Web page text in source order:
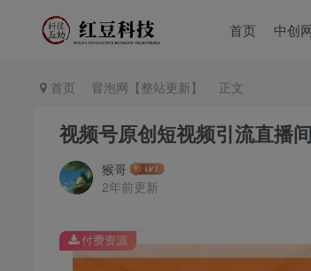
首页 中创
首页 冒泡网【整站更新】 正文
视频号原创短视频引流直播
猴哥
2年前更新
付费资源